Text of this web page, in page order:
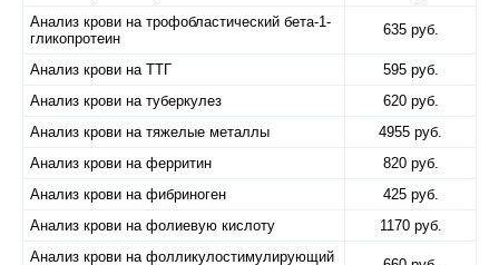
Анализ крови на трофобластический бета-1-
гликопротеин
635 руб.
Анализ крови на ТТГ
595 руб.
Анализ крови на туберкулез
620 руб.
Анализ крови на тяжелые металлы
4955 руб.
Анализ крови на ферритин
820 руб.
Анализ крови на фибриноген
425 руб.
Анализ крови на фолиевую кислоту
1170 руб.
Анализ крови на фолликулостимулирующий